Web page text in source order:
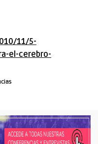
11/5-
el-cerebro-